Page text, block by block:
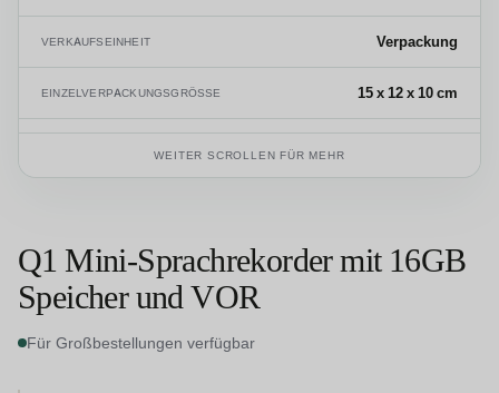
VERKAUFSEINHEIT Verpackung
EINZELVERPACKUNGSGRÖSSE 15 x 12 x 10 cm
WEITER SCROLLEN FÜR MEHR
Q1 Mini-Sprachrekorder mit 16GB
Speicher und VOR
Für Großbestellungen verfügbar